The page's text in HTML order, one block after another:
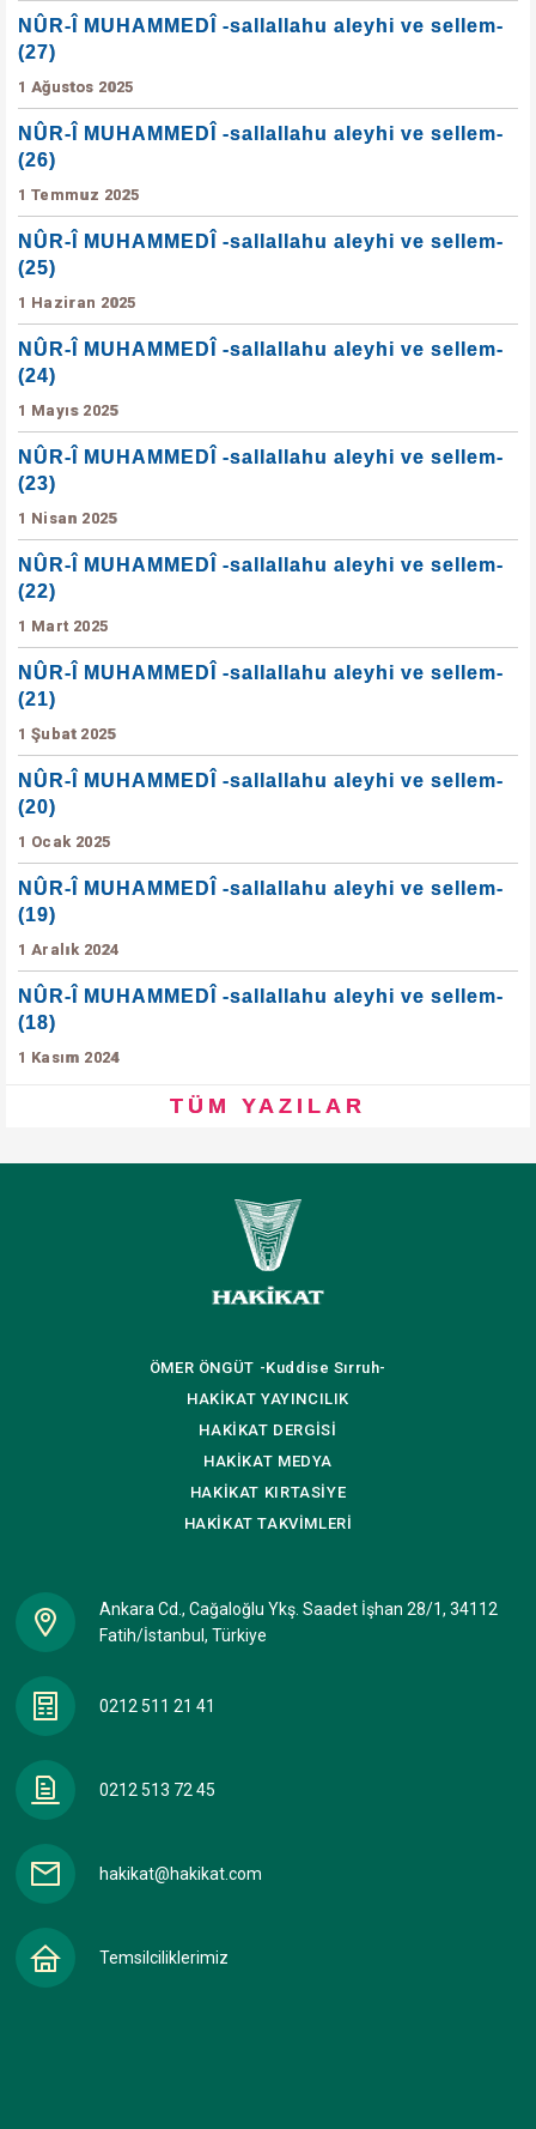
NÛR-Î MUHAMMEDÎ -sallallahu aleyhi ve sellem-
(27)
1 Ağustos 2025
NÛR-Î MUHAMMEDÎ -sallallahu aleyhi ve sellem-
(26)
1 Temmuz 2025
NÛR-Î MUHAMMEDÎ -sallallahu aleyhi ve sellem-
(25)
1 Haziran 2025
NÛR-Î MUHAMMEDÎ -sallallahu aleyhi ve sellem-
(24)
1 Mayıs 2025
NÛR-Î MUHAMMEDÎ -sallallahu aleyhi ve sellem-
(23)
1 Nisan 2025
NÛR-Î MUHAMMEDÎ -sallallahu aleyhi ve sellem-
(22)
1 Mart 2025
NÛR-Î MUHAMMEDÎ -sallallahu aleyhi ve sellem-
(21)
1 Şubat 2025
NÛR-Î MUHAMMEDÎ -sallallahu aleyhi ve sellem-
(20)
1 Ocak 2025
NÛR-Î MUHAMMEDÎ -sallallahu aleyhi ve sellem-
(19)
1 Aralık 2024
NÛR-Î MUHAMMEDÎ -sallallahu aleyhi ve sellem-
(18)
1 Kasım 2024
TÜM YAZILAR
ÖMER ÖNGÜT -Kuddise Sırruh-
HAKİKAT YAYINCILIK
HAKİKAT DERGİSİ
HAKİKAT MEDYA
HAKİKAT KIRTASİYE
HAKİKATTAKVİMLERİ
Ankara Cd., Cağaloğlu Ykş. Saadet İşhan 28/1, 34112
Fatih/İstanbul, Türkiye
0212 511 21 41
0212 513 72 45
hakikat@hakikat.com
Temsilciliklerimiz